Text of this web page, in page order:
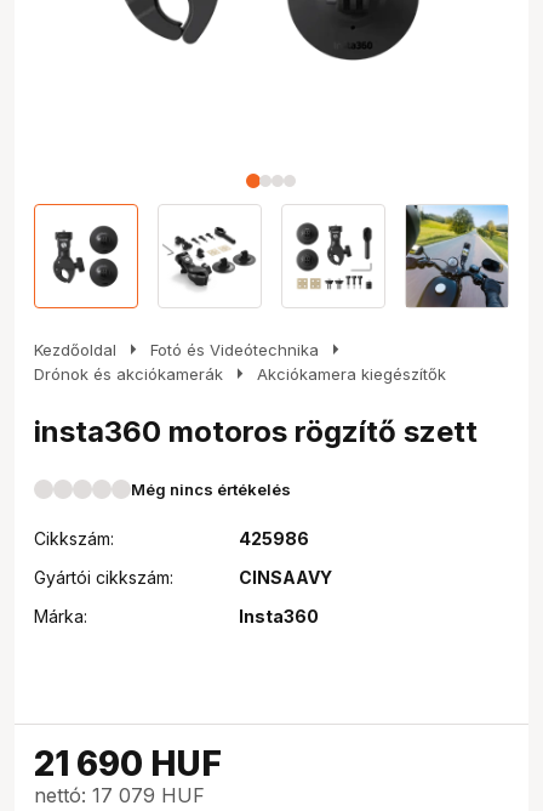
Kezdőoldal arrow_right Fotó és Videótechnika arrow_right
Drónok és akciókamerák arrow_right Akciókamera kiegészítők
insta360 motoros rögzítő szett
Még nincs értékelés
Cikkszám:
425986
Gyártói cikkszám:
CINSAAVY
Márka:
Insta360
21 690 HUF
nettó: 17 079 HUF